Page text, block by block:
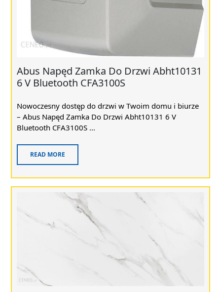
Abus Napęd Zamka Do Drzwi Abht10131
6 V Bluetooth CFA3100S
Nowoczesny dostęp do drzwi w Twoim domu i biurze
– Abus Napęd Zamka Do Drzwi Abht10131 6 V
Bluetooth CFA3100S ...
READ MORE